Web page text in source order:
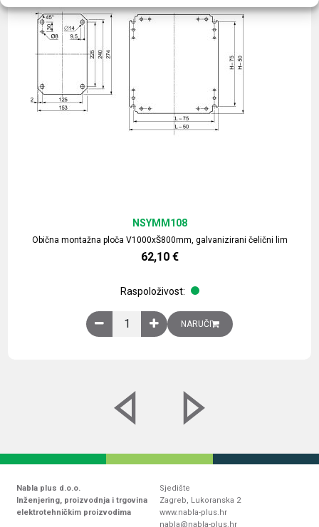
Obična montažna ploča V1000xŠ800mm, galvanizirani čelični lim
NSYMM108
62,10 €
Raspoloživost:
Obična montažna ploča V1000xŠ800mm,
NARUČI
Nabla plus d.o.o.
Inženjering, proizvodnja i trgovina
elektrotehničkim proizvodima
Sjedište
Zagreb, Lukoranska 2
www.nabla-plus.hr
nabla@nabla-plus.hr